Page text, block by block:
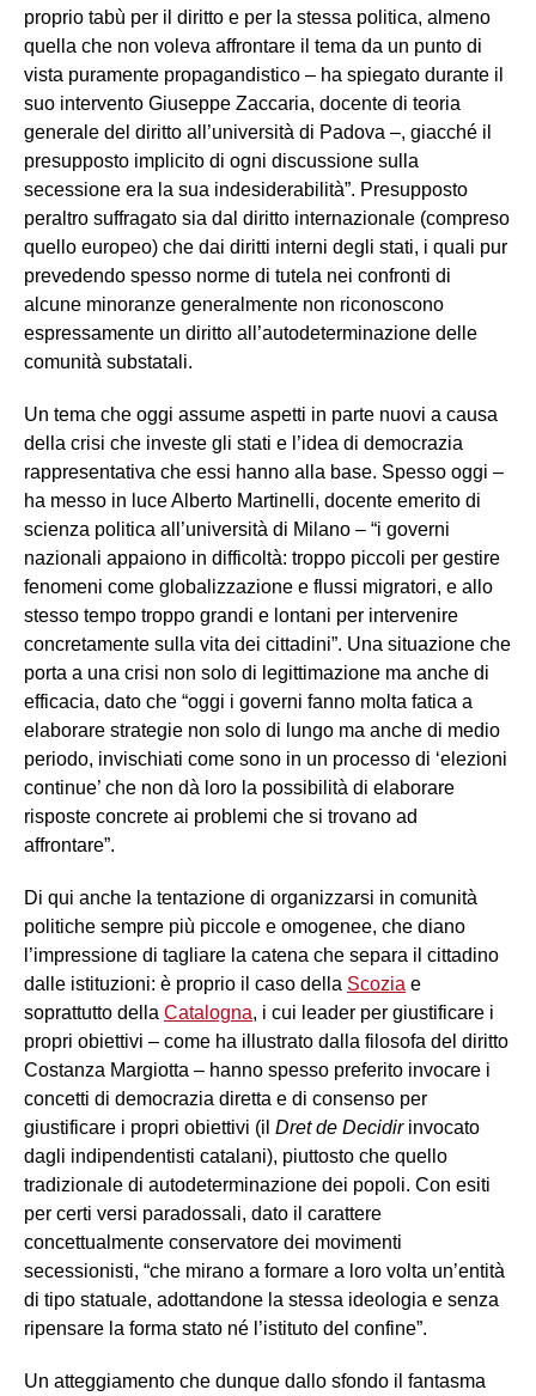
proprio tabù per il diritto e per la stessa politica, almeno
quella che non voleva affrontare il tema da un punto di
vista puramente propagandistico – ha spiegato durante il
suo intervento Giuseppe Zaccaria, docente di teoria
generale del diritto all’università di Padova –, giacché il
presupposto implicito di ogni discussione sulla
secessione era la sua indesiderabilità”. Presupposto
peraltro suffragato sia dal diritto internazionale (compreso
quello europeo) che dai diritti interni degli stati, i quali pur
prevedendo spesso norme di tutela nei confronti di
alcune minoranze generalmente non riconoscono
espressamente un diritto all’autodeterminazione delle
comunità substatali.
Un tema che oggi assume aspetti in parte nuovi a causa
della crisi che investe gli stati e l’idea di democrazia
rappresentativa che essi hanno alla base. Spesso oggi –
ha messo in luce Alberto Martinelli, docente emerito di
scienza politica all’università di Milano – “i governi
nazionali appaiono in difficoltà: troppo piccoli per gestire
fenomeni come globalizzazione e flussi migratori, e allo
stesso tempo troppo grandi e lontani per intervenire
concretamente sulla vita dei cittadini”. Una situazione che
porta a una crisi non solo di legittimazione ma anche di
efficacia, dato che “oggi i governi fanno molta fatica a
elaborare strategie non solo di lungo ma anche di medio
periodo, invischiati come sono in un processo di ‘elezioni
continue’ che non dà loro la possibilità di elaborare
risposte concrete ai problemi che si trovano ad
affrontare”.
Di qui anche la tentazione di organizzarsi in comunità
politiche sempre più piccole e omogenee, che diano
l’impressione di tagliare la catena che separa il cittadino
dalle istituzioni: è proprio il caso della Scozia e
soprattutto della Catalogna, i cui leader per giustificare i
propri obiettivi – come ha illustrato dalla filosofa del diritto
Costanza Margiotta – hanno spesso preferito invocare i
concetti di democrazia diretta e di consenso per
giustificare i propri obiettivi (il Dret de Decidirinvocato
dagli indipendentisti catalani), piuttosto che quello
tradizionale di autodeterminazione dei popoli. Con esiti
per certi versi paradossali, dato il carattere
concettualmente conservatore dei movimenti
secessionisti, “che mirano a formare a loro volta un’entità
di tipo statuale, adottandone la stessa ideologia e senza
ripensare la forma stato né l’istituto del confine”.
Un atteggiamento che dunque dallo sfondo il fantasma